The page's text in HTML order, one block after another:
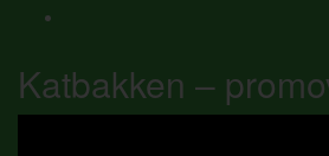
Katbakken –